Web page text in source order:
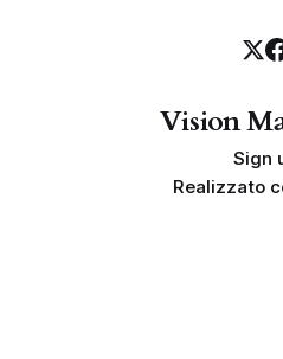
Vision
Sign
Realizzato